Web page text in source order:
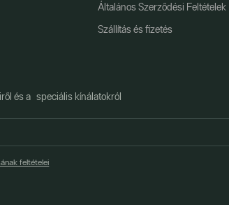
Általános Szerződési Feltételek
Szállítás és fizetés
és a speciális kínálatokról
feltételei